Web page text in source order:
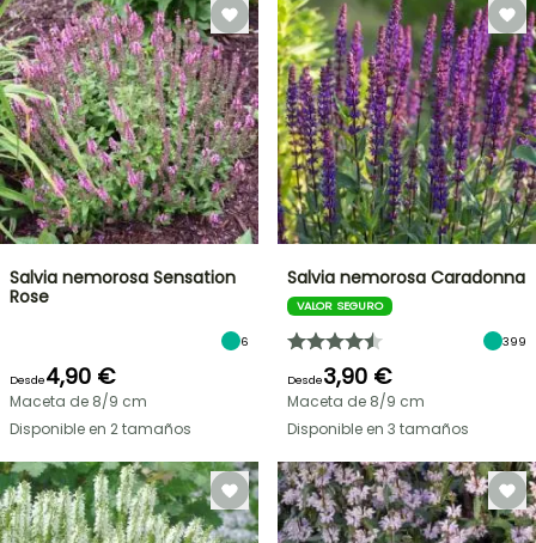
Salvia nemorosa Sensation
Rose
6
Desde4,90 €
Maceta de 8/9 cm
Disponible en 2 tamaños
Salvia nemorosa Caradonna
VALOR SEGURO
399
Desde3,90 €
Maceta de 8/9 cm
Disponible en 3 tamaños